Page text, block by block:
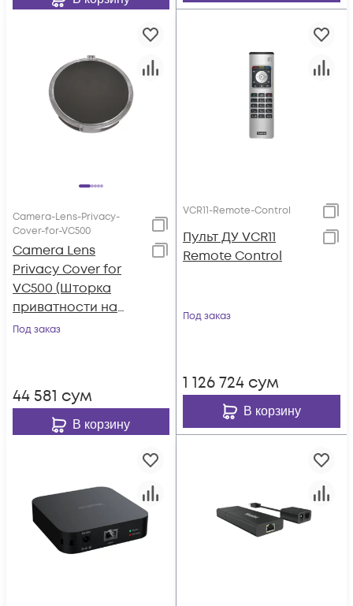
Camera-Lens-Privacy-
Cover-for-VC500
Camera Lens
Privacy Cover for
VC500 (Шторка
приватности на
объектив для
Под заказ
44 581 сум
В корзину
VCR11-Remote-Control
Пульт ДУ VCR11
Remote Control
Под заказ
1 126 724 сум
В корзину